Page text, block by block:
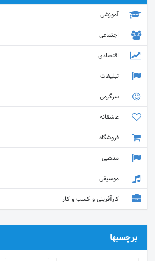
آموزشی
اجتماعی
اقتصادی
تبلیغات
سرگرمی
عاشقانه
فروشگاه
مذهبی
موسیقی
کارآفرینی و کسب و کار
برچسبها